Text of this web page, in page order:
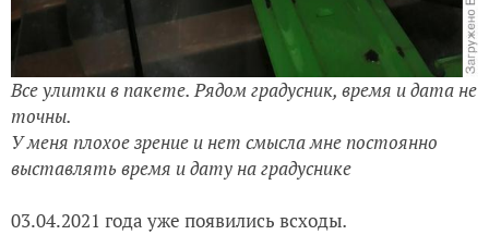
Все улитки в пакете. Рядом градусник, время и дата не
точны.
У меня плохое зрение и нет смысла мне постоянно
выставлять время и дату на градуснике
03.04.2021 года уже появились всходы.